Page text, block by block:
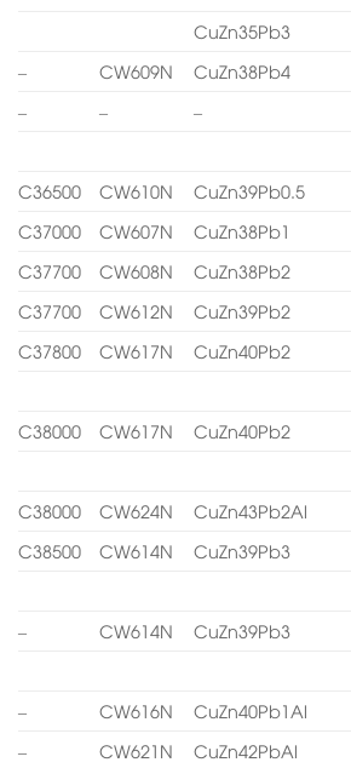
CuZn35Pb3
–
CW609N CuZn38Pb4
–
– –
C36500 CW610N CuZn39Pb0.5
C37000
CW607N CuZn38Pb1
C37700
CW608N CuZn38Pb2
C37700
CW612N CuZn39Pb2
C37800
CW617N CuZn40Pb2
C38000 CW617N CuZn40Pb2
C38000 CW624N CuZn43Pb2Al
C38500
CW614N CuZn39Pb3
– CW614N CuZn39Pb3
– CW616N CuZn40Pb1Al
–
CW621N CuZn42PbAl